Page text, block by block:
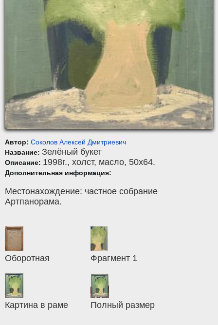
Автор: Соколов Алексей Дмитриевич
Название: Зелёный букет
Описание: 1998г., холст, масло, 50x64.
Дополнительная информация:
Местонахождение: частное собрание
Артпанорама.
Оборотная Фрагмент 1
Картина в раме Полный размер